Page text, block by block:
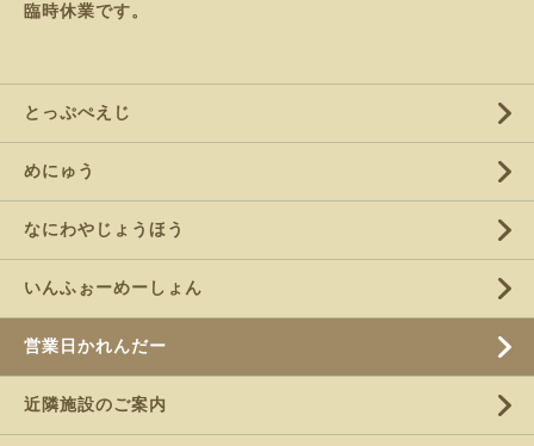
臨時休業です。
とっぷぺえじ
めにゅう
なにわやじょうほう
いんふぉーめーしょん
営業日かれんだー
近隣施設のご案内